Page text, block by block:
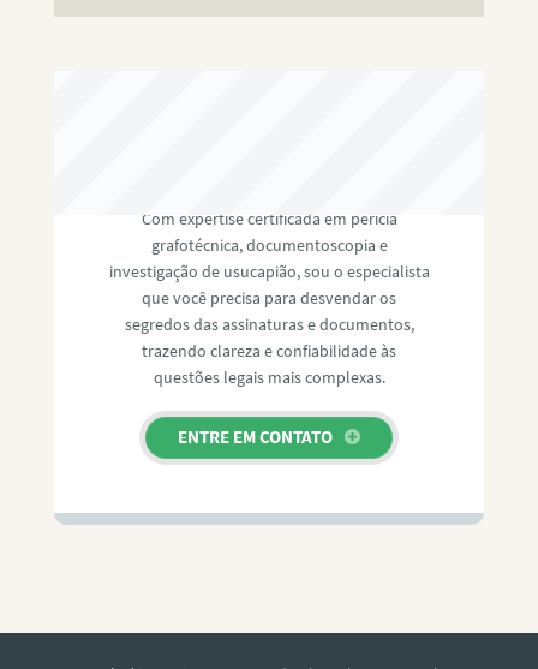
Com expertise certificada em perícia
grafotécnica, documentoscopia e
investigação de usucapião, sou o especialista
que você precisa para desvendar os
segredos das assinaturas e documentos,
trazendo clareza e confiabilidade às
questões legais mais complexas.
ENTRE EM CONTATO